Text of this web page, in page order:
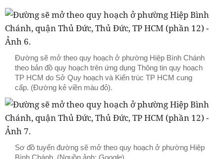
Đường sẽ mở theo quy hoạch ở phường Hiệp Bình Chánh
theo bản đồ quy hoạch trên ứng dụng Thông tin quy hoạch
TP HCM do Sở Quy hoạch và Kiến trúc TP HCM cung
cấp. (Đường kẻ viền màu đỏ).
Sơ đồ tuyến đường sẽ mở theo quy hoạch ở phường Hiệp
Bình Chánh. (Nguồn ảnh: Google).